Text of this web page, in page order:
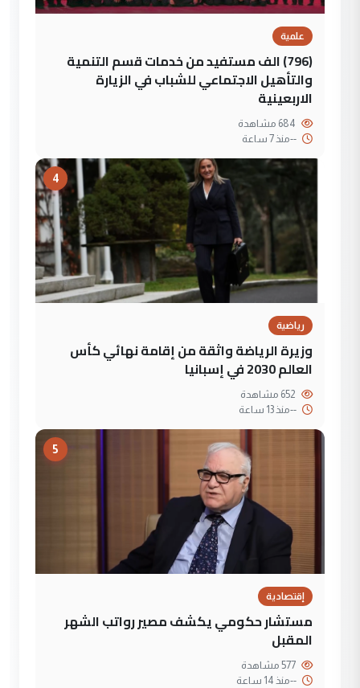
علمية
(796) الف مستفيد من خدمات قسم التنمية
والتأهيل الاجتماعي للشباب في الزيارة
الاربعينية
--منذ 7 ساعة
4
رياضية
وزيرة الرياضة واثقة من إقامة نهائي كأس
العالم 2030 في إسبانيا
--منذ 13 ساعة
5
إقتصادية
مستشار حكومي يكشف مصير رواتب الشهر
المقبل
--منذ 14 ساعة